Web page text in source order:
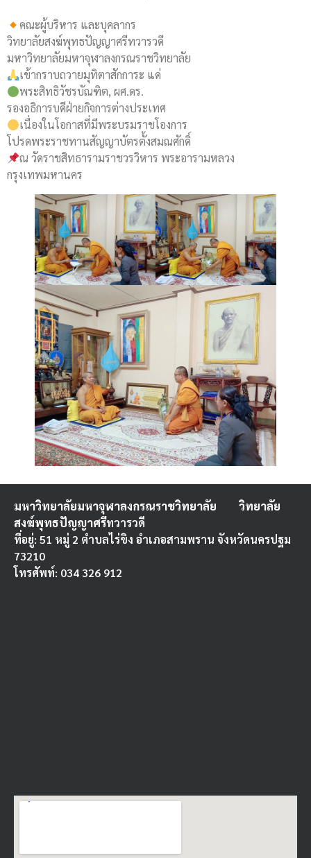
คณะผู้บริหาร และบุคลากร
วิทยาลัยสงฆ์พุทธปัญญาศรีทวารวดี
มหาวิทยาลัยมหาจุฬาลงกรณราชวิทยาลัย
เข้ากราบถวายมุทิตาสักการะ แด่
พระสิทธิวัชรบัณฑิต, ผศ.ดร.
รองอธิการบดีฝ่ายกิจการต่างประเทศ
เนื่องในโอกาสที่มีพระบรมราชโองการ
โปรดพระราชทานสัญญาบัตรตั้งสมณศักดิ์
ณ วัดราชสิทธารามราชวรวิหาร พระอารามหลวง
กรุงเทพมหานคร
มหาวิทยาลัยมหาจุฬาลงกรณราชวิทยาลัย วิทยาลัย
สงฆ์พุทธปัญญาศรีทวารวดี
ที่อยู่: 51 หมู่ 2 ตำบลไร่ขิง อำเภอสามพราน จังหวัดนครปฐม
73210
โทรศัพท์: 034 326 912